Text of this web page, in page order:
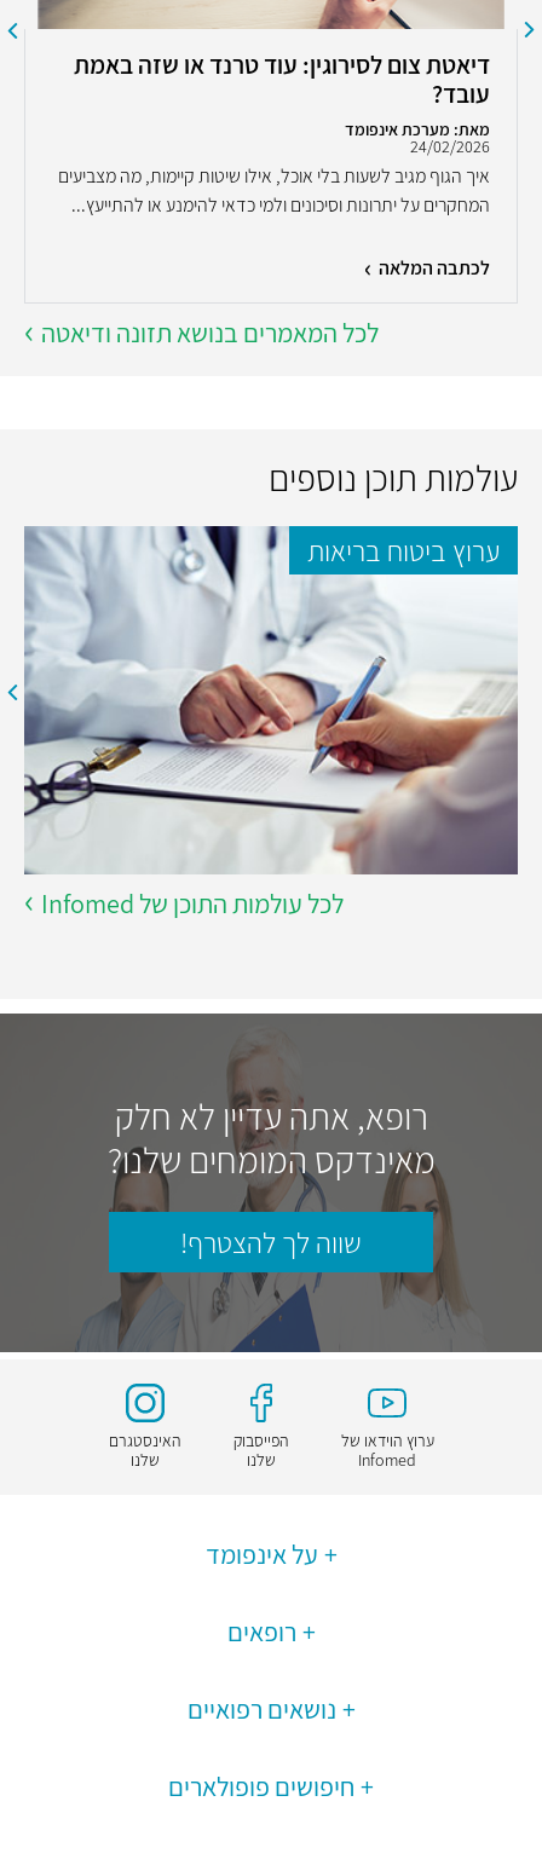
דיאטת צום לסירוגין: עוד טרנד או שזה באמת
עובד?
מאת: מערכת אינפומד
24/02/2026
איך הגוף מגיב לשעות בלי אוכל, אילו שיטות קיימות, מה מצביעים
המחקרים על יתרונות וסיכונים ולמי כדאי להימנע או להתייעץ...
לכתבה המלאה
לכל המאמרים בנושא תזונה ודיאטה
עולמות תוכן נוספים
ערוץ ביטוח בריאות
לכל עולמות התוכן של Infomed
רופא, אתה עדיין לא חלק
מאינדקס המומחים שלנו?
שווה לך להצטרף!
ערוץ הוידאו של
Infomed
הפייסבוק
שלנו
האינסטגרם
שלנו
על אינפומד
רופאים
נושאים רפואיים
חיפושים פופולארים